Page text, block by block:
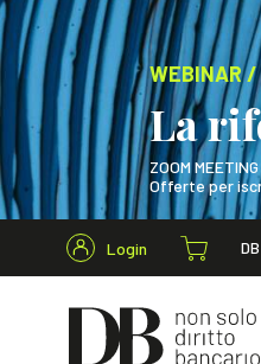
WEBINAR
La
ZOOM MEETING
Offerte per
Login